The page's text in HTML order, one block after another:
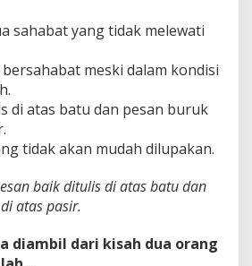
sahabat yang tidak melewati
meski dalam kondisi
di atas batu dan pesan buruk
tidak akan mudah dilupakan.
baik ditulis di atas batu dan
atas pasir.
diambil dari kisah dua orang